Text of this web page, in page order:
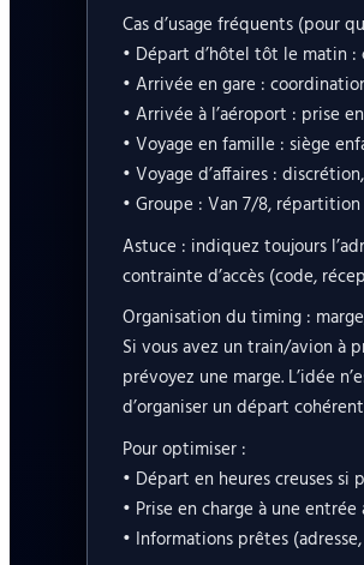
Cas d’usage fréquents (pour
• Départ d’hôtel tôt le matin
• Arrivée en gare :
• Arrivée à l’aéroport : prise
• Voyage en famille : siège
• Voyage d’affaires :
• Groupe : Van 7/8,
Astuce : indiquez toujours
contrainte d’accès (code,
Organisation du timing :
Si vous avez un train/avion à
prévoyez une marge. L’idée
d’organiser un départ
Pour optimiser :
• Départ en heures creuses si
• Prise en charge à une
• Informations prêtes